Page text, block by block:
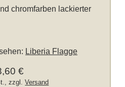
chromfarben lackierter
Liberia Flagge
€
zzgl.Versand